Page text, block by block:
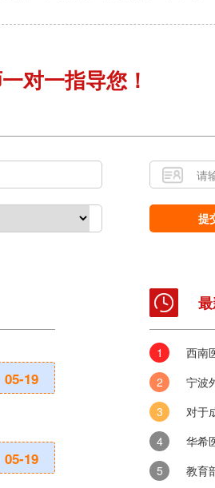
对一指导您！
提
05-19
05-19
中职学校学生实习时长是多
在探讨中职教育体系时，实习
成长及职业发展具有深远影响
中职学历是否获国家认可？
在探讨教育路径与学历认可度
点。事实上，中职教育，作为
西南
华希